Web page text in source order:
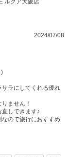
ルクア大阪店
2024/07/08
)
ラにしてくれる優れ
ません！
しできます♪
ので旅行におすすめ